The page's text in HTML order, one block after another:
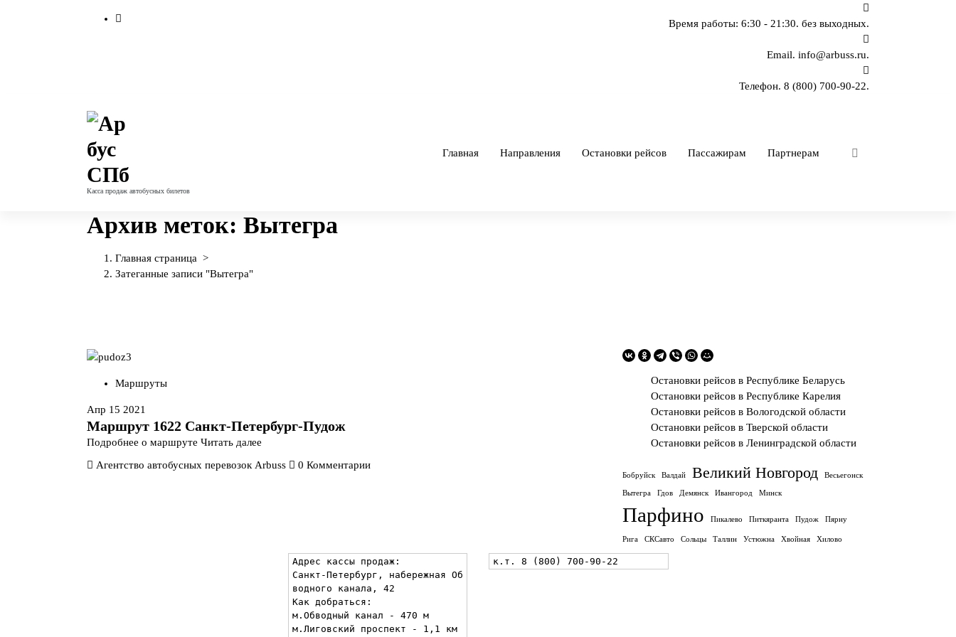
Время работы: 6:30 - 21:30. без выходных.
Email. info@arbuss.ru.
Телефон. 8 (800) 700-90-22.
Касса продаж автобусных билетов
Главная Направления Остановки рейсов Пассажирам Партнерам
Архив меток: Вытегра
Главная страница >
Затеганные записи "Вытегра"
Маршруты
Апр 15 2021
Маршрут 1622 Санкт-Петербург-Пудож
Подробнее о маршруте Читать далее
Агентство автобусных перевозок Arbuss
0 Комментарии
Остановки рейсов в Республике Беларусь
Остановки рейсов в Республике Карелия
Остановки рейсов в Вологодской области
Остановки рейсов в Тверской области
Остановки рейсов в Ленинградской области
Бобруйск Валдай Великий Новгород Весьегонск
Вытегра Гдов Демянск Ивангород Минск
Парфино Пикалево Питкяранта Пудож Пярну
Рига СКСавто Сольцы Таллин Устюжна Хвойная Хилово
Адрес кассы продаж:
Санкт-Петербург, набережная Об
водного канала, 42
Как добраться:
м.Обводный канал - 470 м
м.Лиговский проспект - 1,1 км
к.т. 8 (800) 700-90-22